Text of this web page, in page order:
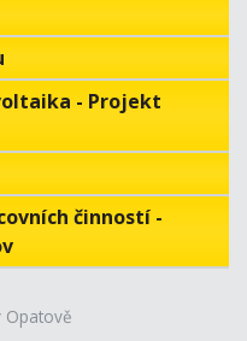
- Projekt
činností -
Opatově